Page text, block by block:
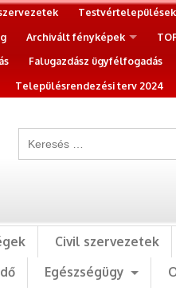
Testvértelepülések
Archivált fényképek
Falugazdász ügyfélfogadás
Településrendezési terv 2024
Civil szervezetek
Egészségügy